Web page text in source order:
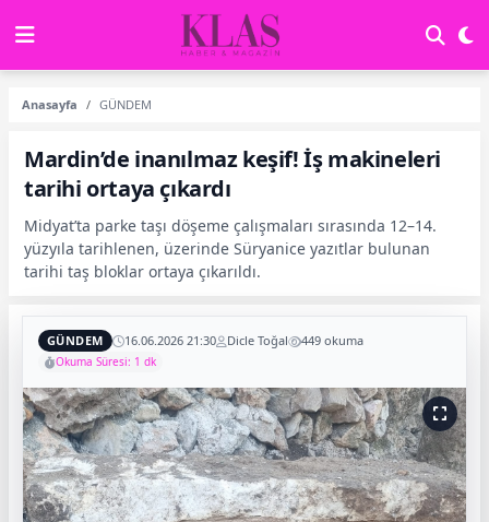
Anasayfa GÜNDEM
Mardin’de inanılmaz keşif! İş makineleri
tarihi ortaya çıkardı
Midyat’ta parke taşı döşeme çalışmaları sırasında 12–14.
yüzyıla tarihlenen, üzerinde Süryanice yazıtlar bulunan
tarihi taş bloklar ortaya çıkarıldı.
GÜNDEM 16.06.2026 21:30 Dicle Toğal 449 okuma
Okuma Süresi: 1 dk